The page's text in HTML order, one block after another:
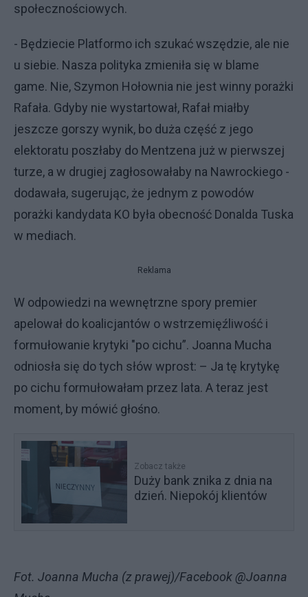
społecznościowych.
- Będziecie Platformo ich szukać wszędzie, ale nie
u siebie. Nasza polityka zmieniła się w blame
game. Nie, Szymon Hołownia nie jest winny porażki
Rafała. Gdyby nie wystartował, Rafał miałby
jeszcze gorszy wynik, bo duża część z jego
elektoratu poszłaby do Mentzena już w pierwszej
turze, a w drugiej zagłosowałaby na Nawrockiego -
dodawała, sugerując, że jednym z powodów
porażki kandydata KO była obecność Donalda Tuska
w mediach.
Reklama
W odpowiedzi na wewnętrzne spory premier
apelował do koalicjantów o wstrzemięźliwość i
formułowanie krytyki "po cichu”. Joanna Mucha
odniosła się do tych słów wprost: – Ja tę krytykę
po cichu formułowałam przez lata. A teraz jest
moment, by mówić głośno.
Zobacz także
Duży bank znika z dnia na
dzień. Niepokój klientów
Fot. Joanna Mucha (z prawej)/Facebook @Joanna